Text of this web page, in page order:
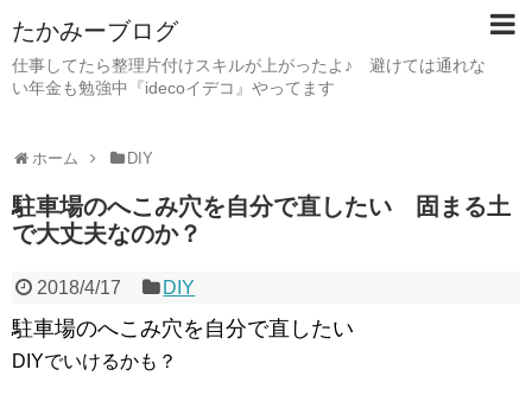
たかみーブログ
仕事してたら整理片付けスキルが上がったよ♪ 避けては通れな
い年金も勉強中『idecoイデコ』やってます
ホーム DIY
駐車場のへこみ穴を自分で直したい 固まる土
で大丈夫なのか？
2018/4/17 DIY
駐車場のへこみ穴を自分で直したい
DIYでいけるかも？